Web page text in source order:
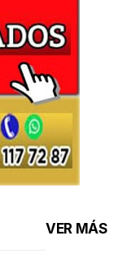
VER MÁS